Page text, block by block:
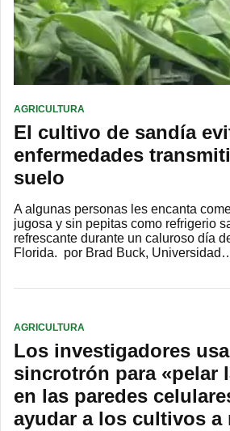
AGRICULTURA
El cultivo de sandía
enfermedades
suelo
A algunas personas les encanta
jugosa y sin pepitas como refrigerio
refrescante durante un caluroso día
Florida. por Brad Buck,
AGRICULTURA
Los investigadores
sincrotrón para «pelar
en las paredes
ayudar a los cultivos a